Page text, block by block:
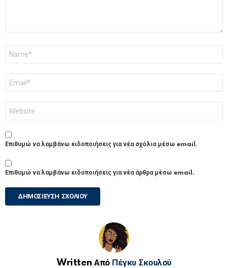
Επιθυμώ να λαμβάνω ειδοποιήσεις για νέα σχόλια μέσω email.
Επιθυμώ να λαμβάνω ειδοποιήσεις για νέα άρθρα μέσω email.
Written Από Πέγκυ Σκουλού